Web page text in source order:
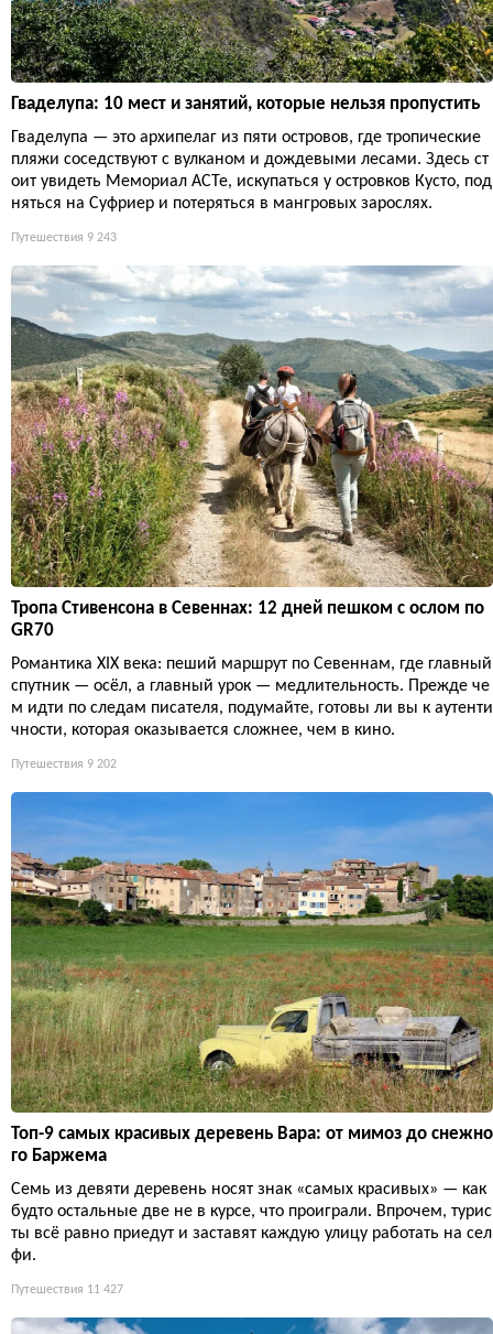
Гваделупа: 10 мест и занятий, которые нельзя пропустить
Гваделупа — это архипелаг из пяти островов, где тропические
пляжи соседствуют с вулканом и дождевыми лесами. Здесь ст
оит увидеть Мемориал ACTe, искупаться у островков Кусто, под
няться на Суфриер и потеряться в мангровых зарослях.
Путешествия 9 243
Тропа Стивенсона в Севеннах: 12 дней пешком с ослом по
GR70
Романтика XIX века: пеший маршрут по Севеннам, где главный
спутник — осёл, а главный урок — медлительность. Прежде че
м идти по следам писателя, подумайте, готовы ли вы к аутенти
чности, которая оказывается сложнее, чем в кино.
Путешествия 9 202
Топ-9 самых красивых деревень Вара: от мимоз до снежно
го Баржема
Семь из девяти деревень носят знак «самых красивых» — как
будто остальные две не в курсе, что проиграли. Впрочем, турис
ты всё равно приедут и заставят каждую улицу работать на сел
фи.
Путешествия 11 427